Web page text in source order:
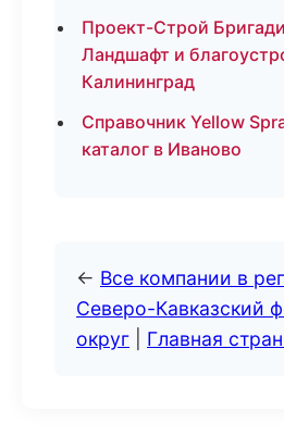
Проект-Строй
Ландшафт и
Калининград
Справочник Yellow
каталог в Иваново
← Все компании в
Северо-Кавказский
округ
Главная